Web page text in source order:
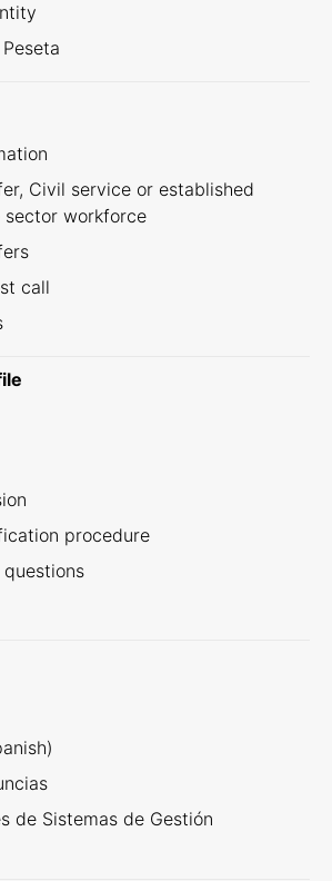
Civil service or established
workforce
call
procedure
de Sistemas de Gestión